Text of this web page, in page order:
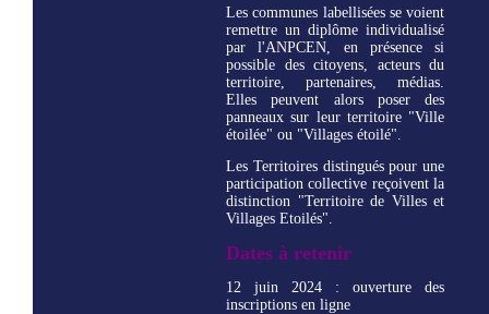
Les communes labellisées se voient
remettre un diplôme individualisé
par l'ANPCEN, en présence si
possible des citoyens, acteurs du
territoire, partenaires, médias.
Elles peuvent alors poser des
panneaux sur leur territoire "Ville
étoilée" ou "Villages étoilé".
Les Territoires distingués pour une
participation collective reçoivent la
distinction "Territoire de Villes et
Villages Etoilés".
Dates à retenir
12 juin 2024 : ouverture des
inscriptions en ligne